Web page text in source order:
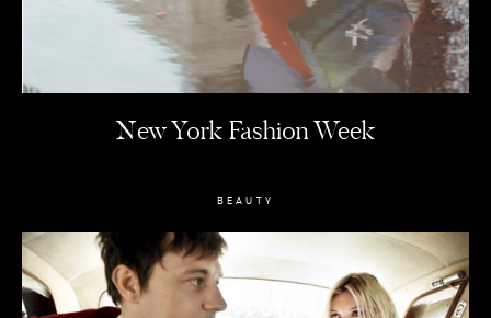
New York Fashion Week
BEAUTY